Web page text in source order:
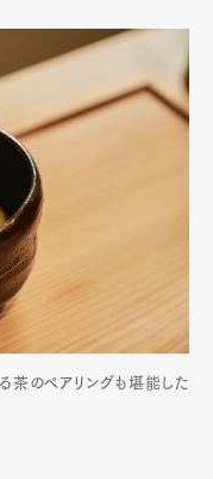
茶のペアリングも堪能した